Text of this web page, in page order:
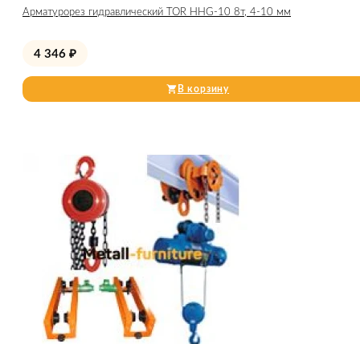
Арматурорез гидравлический TOR HHG-10 8т, 4-10 мм
4 346 ₽
В корзину